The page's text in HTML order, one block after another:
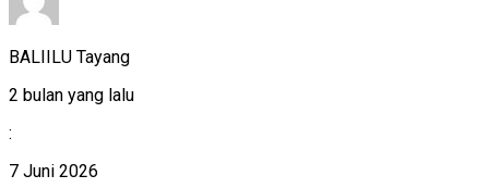
BALIILU Tayang
2 bulan yang lalu
:
7 Juni 2026